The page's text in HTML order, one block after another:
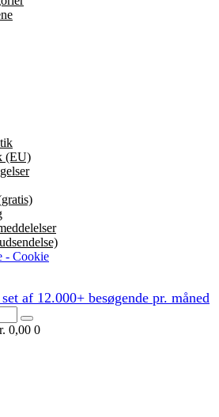
(EU)
af 12.000+ besøgende pr. måned
0,00 0